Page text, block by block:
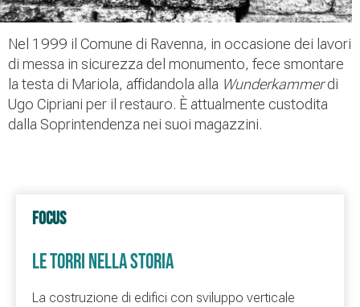
Nel 1999 il Comune di Ravenna, in occasione dei lavori
di messa in sicurezza del monumento, fece smontare
la testa di Mariola, affidandola alla Wunderkammerdi
Ugo Cipriani per il restauro. È attualmente custodita
dalla Soprintendenza nei suoi magazzini.
FOCUS
LE TORRI NELLA STORIA
La costruzione di edifici con sviluppo verticale